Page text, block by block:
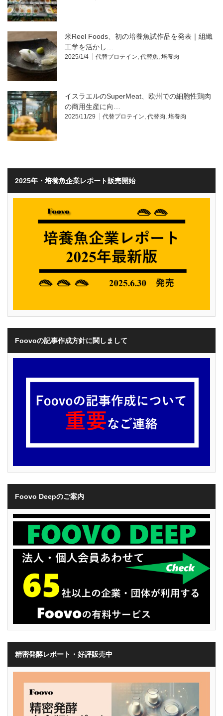
米Reel Foods、初の培養魚試作品を発表｜組織
工学を活かし…
2025/1/4 代替プロテイン, 代替魚, 培養肉
イスラエルのSuperMeat、欧州での細胞性鶏肉
の商用生産に向…
2025/11/29 代替プロテイン, 代替肉, 培養肉
2025年・培養魚企業レポート販売開始
Foovoの記事作成方針に関しまして
Foovo Deepのご案内
精密発酵レポート・好評販売中